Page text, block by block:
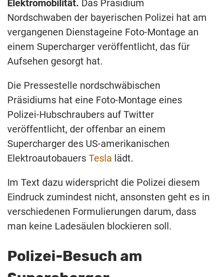
Elektromobilität. Das Präsidium
Nordschwaben der bayerischen Polizei hat am
vergangenen Dienstageine Foto-Montage an
einem Supercharger veröffentlicht, das für
Aufsehen gesorgt hat.
Die Pressestelle nordschwäbischen
Präsidiums hat eine Foto-Montage eines
Polizei-Hubschraubers auf Twitter
veröffentlicht, der offenbar an einem
Supercharger des US-amerikanischen
Elektroautobauers Tesla lädt.
Im Text dazu widerspricht die Polizei diesem
Eindruck zumindest nicht, ansonsten geht es in
verschiedenen Formulierungen darum, dass
man keine Ladesäulen blockieren soll.
Polizei-Besuch am